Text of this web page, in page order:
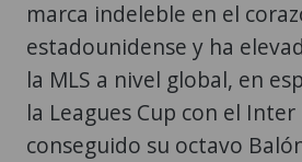
marca indeleble en el
estadounidense y ha
la MLS a nivel global, en
la Leagues Cup con el
conseguido su octavo